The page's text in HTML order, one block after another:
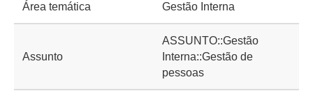
Área temática Gestão Interna
Assunto
ASSUNTO::Gestão
Interna::Gestão de
pessoas